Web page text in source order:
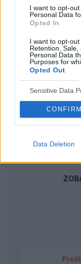
I want to opt-
Personal Data
Opted In
I want to opt-out
Retention,
Personal Data
Purposes for
Opted Out
Sensitive Data
CONFIRM
Data Deletion
Dodaj zdjęcie:
Dopuszczalne formaty
Rozmiar zdjęcia nie
Wyświetl podpis
Wysyłaj